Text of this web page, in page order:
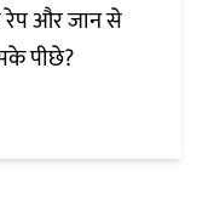
रेप और जान से
पीछे?